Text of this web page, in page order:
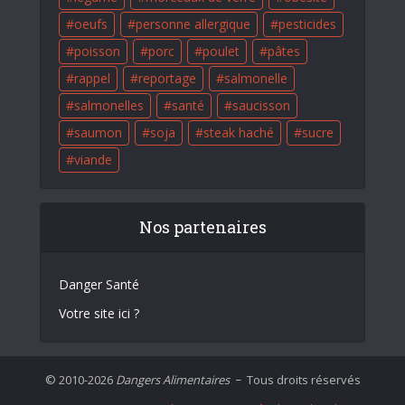
oeufs
personne allergique
pesticides
poisson
porc poulet
pâtes
rappel
reportage
salmonelle
salmonelles
santé
saucisson
saumon
soja steak haché
sucre
viande
Nos partenaires
Danger Santé
Votre site ici ?
© 2010-2026 Dangers Alimentaires – Tous droits réservés